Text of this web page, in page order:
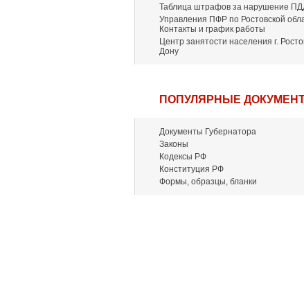
Таблица штрафов за нарушение
Управления ПФР по Ростовской
Контакты и график работы
Центр занятости населения г.
Дону
ПОПУЛЯРНЫЕ
Документы Губернатора
Законы
Кодексы РФ
Конституция РФ
Формы, образцы, бланки